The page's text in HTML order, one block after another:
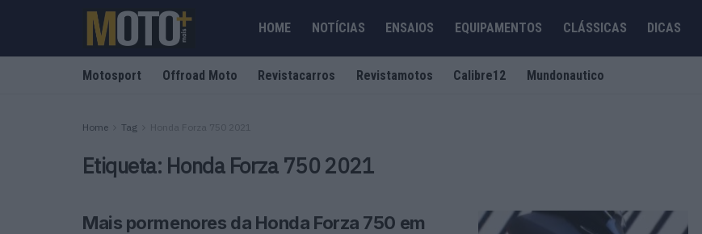
HOME NOTÍCIAS ENSAIOS EQUIPAMENTOS CLÁSSICAS DICAS
Motosport Offroad Moto Revistacarros Revistamotos Calibre12 Mundonautico
Home Tag Honda Forza 750 2021
Etiqueta: Honda Forza 750 2021
Mais pormenores da Honda Forza 750 em